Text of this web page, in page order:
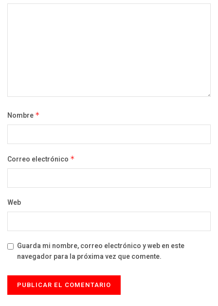
Nombre *
Correo electrónico *
Web
Guarda mi nombre, correo electrónico y web en este
navegador para la próxima vez que comente.